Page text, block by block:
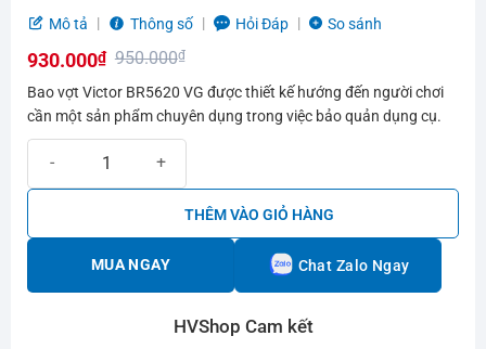
Được
hạng
5
sao
Mô tả
Thông số Hỏi Đáp So sánh
950.000₫
Giá
gốc
là:
950.000₫.
930.000₫
Giá
hiện
tại
Bao vợt Victor BR5620 VG được thiết kế hướng đến người chơi
cần một sản phẩm chuyên dụng trong việc bảo quản dụng cụ.
THÊM VÀO GIỎ HÀNG
MUA NGAY Chat Zalo Ngay
HVShop Cam kết